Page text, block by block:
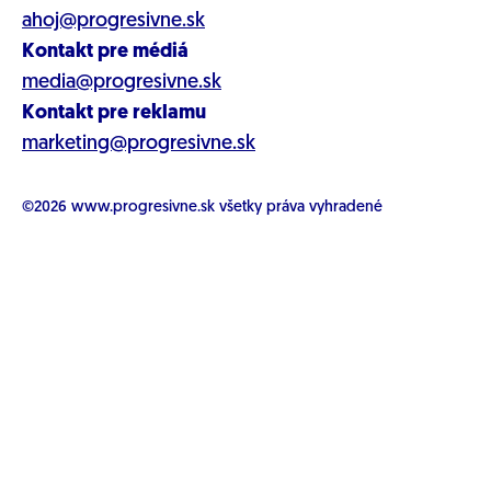
ahoj@progresivne.sk
Kontakt pre médiá
media@progresivne.sk
Kontakt pre reklamu
marketing@progresivne.sk
©2026 www.progresivne.sk všetky práva vyhradené